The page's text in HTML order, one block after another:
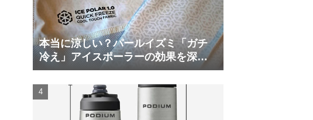
本当に涼しい？パールイズミ「ガチ
冷え」アイスポーラーの効果を深部
体温計COREで測ってみた